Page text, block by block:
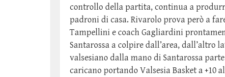
controllo della partita, continua a
padroni di casa. Rivarolo prova però a
Tampellini e coach Gagliardini
Santarossa a colpire dall’area, dall’altro
valsesiano dalla mano di Santarossa
caricano portando Valsesia Basket a +10